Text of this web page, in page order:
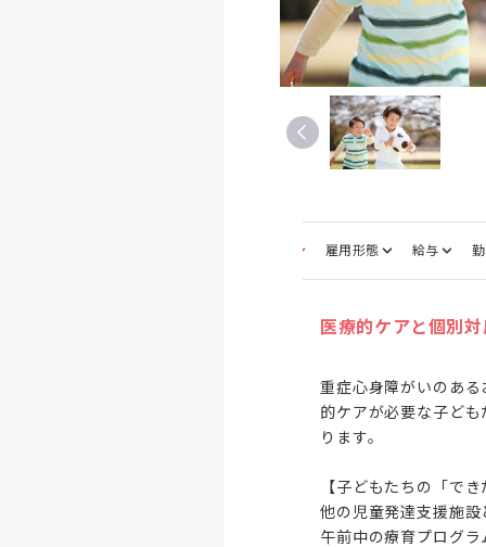
雇用形態 給与
医療的ケアと個別
重症心身障がいのあ
的ケアが必要な子ど
ります。
【子どもたちの「で
他の児童発達支援施
午前中の療育プログ